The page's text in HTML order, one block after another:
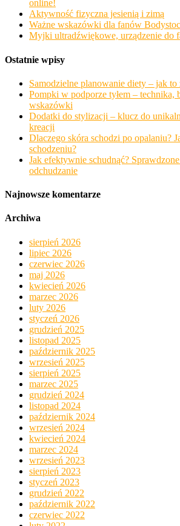
online!
Aktywność fizyczna jesienią i zimą
Ważne wskazówki dla fanów
Myjki ultradźwiękowe, urządzenie do
Ostatnie wpisy
Samodzielne planowanie diety – jak to
Pompki w podporze tyłem – technika,
wskazówki
Dodatki do stylizacji – klucz do
kreacji
Dlaczego skóra schodzi po opalaniu?
schodzeniu?
Jak efektywnie schudnąć?
odchudzanie
Najnowsze komentarze
Archiwa
sierpień 2026
lipiec 2026
czerwiec 2026
maj 2026
kwiecień 2026
marzec 2026
luty 2026
styczeń 2026
grudzień 2025
listopad 2025
październik 2025
wrzesień 2025
sierpień 2025
marzec 2025
grudzień 2024
listopad 2024
październik 2024
wrzesień 2024
kwiecień 2024
marzec 2024
wrzesień 2023
sierpień 2023
styczeń 2023
grudzień 2022
październik 2022
czerwiec 2022